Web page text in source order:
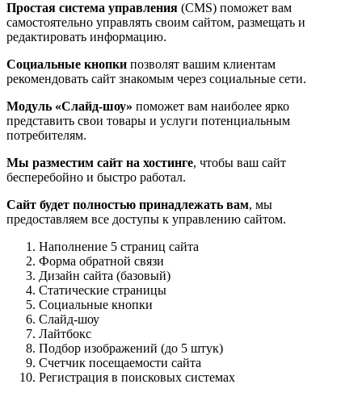
Простая система управления (CMS) поможет вам
самостоятельно управлять своим сайтом, размещать и
редактировать информацию.
Социальные кнопки позволят вашим клиентам
рекомендовать сайт знакомым через социальные сети.
Модуль «Слайд-шоу» поможет вам наиболее ярко
представить свои товары и услуги потенциальным
потребителям.
Мы разместим сайт на хостинге, чтобы ваш сайт
бесперебойно и быстро работал.
Сайт будет полностью принадлежать вам, мы
предоставляем все доступы к управлению сайтом.
Наполнение 5 страниц сайта
Форма обратной связи
Дизайн сайта (базовый)
Статические страницы
Социальные кнопки
Слайд-шоу
Лайтбокс
Подбор изображений (до 5 штук)
Счетчик посещаемости сайта
Регистрация в поисковых системах